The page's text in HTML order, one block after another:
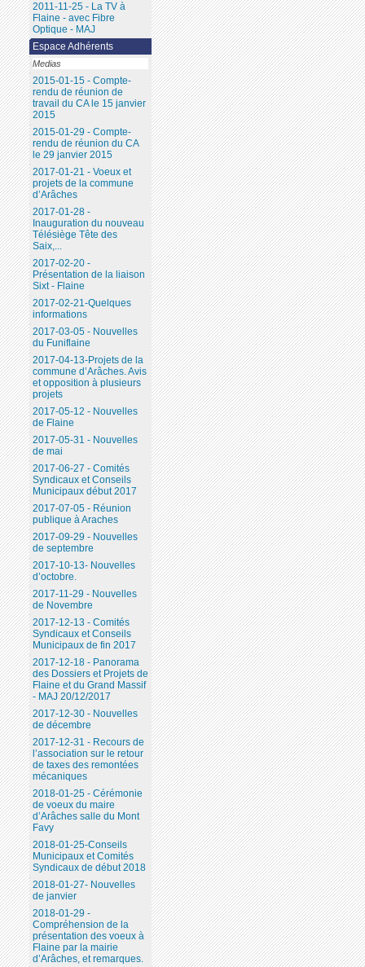
2011-11-25 - La TV à
Flaine - avec Fibre
Optique - MAJ
Espace Adhérents
Medias
2015-01-15 - Compte-
rendu de réunion de
travail du CA le 15 janvier
2015
2015-01-29 - Compte-
rendu de réunion du CA
le 29 janvier 2015
2017-01-21 - Voeux et
projets de la commune
d’Arâches
2017-01-28 -
Inauguration du nouveau
Télésiège Tête des
Saix,...
2017-02-20 -
Présentation de la liaison
Sixt - Flaine
2017-02-21-Quelques
informations
2017-03-05 - Nouvelles
du Funiflaine
2017-04-13-Projets de la
commune d’Arâches. Avis
et opposition à plusieurs
projets
2017-05-12 - Nouvelles
de Flaine
2017-05-31 - Nouvelles
de mai
2017-06-27 - Comités
Syndicaux et Conseils
Municipaux début 2017
2017-07-05 - Réunion
publique à Araches
2017-09-29 - Nouvelles
de septembre
2017-10-13- Nouvelles
d’octobre.
2017-11-29 - Nouvelles
de Novembre
2017-12-13 - Comités
Syndicaux et Conseils
Municipaux de fin 2017
2017-12-18 - Panorama
des Dossiers et Projets de
Flaine et du Grand Massif
- MAJ 20/12/2017
2017-12-30 - Nouvelles
de décembre
2017-12-31 - Recours de
l’association sur le retour
de taxes des remontées
mécaniques
2018-01-25 - Cérémonie
de voeux du maire
d’Arâches salle du Mont
Favy
2018-01-25-Conseils
Municipaux et Comités
Syndicaux de début 2018
2018-01-27- Nouvelles
de janvier
2018-01-29 -
Compréhension de la
présentation des voeux à
Flaine par la mairie
d’Arâches, et remarques.